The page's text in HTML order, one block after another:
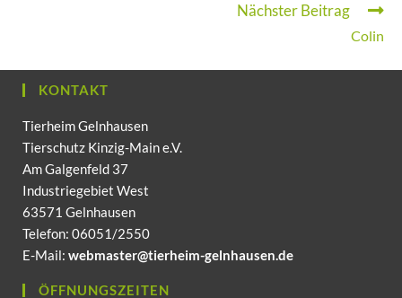
Nächster Beitrag
Colin
KONTAKT
Tierheim Gelnhausen
Tierschutz Kinzig-Main e.V.
Am Galgenfeld 37
Industriegebiet West
63571 Gelnhausen
Telefon: 06051/2550
E-Mail: webmaster@tierheim-gelnhausen.de
ÖFFNUNGSZEITEN